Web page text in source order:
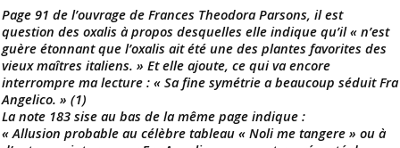
Page 91 de l’ouvrage de Frances Theodora Parsons, il est
question des oxalis à propos desquelles elle indique qu’il « n’est
guère étonnant que l’oxalis ait été une des plantes favorites des
vieux maîtres italiens. » Et elle ajoute, ce qui va encore
interrompre ma lecture : « Sa fine symétrie a beaucoup séduit Fra
Angelico. » (1)
La note 183 sise au bas de la même page indique :
« Allusion probable au célèbre tableau « Noli me tangere » ou à